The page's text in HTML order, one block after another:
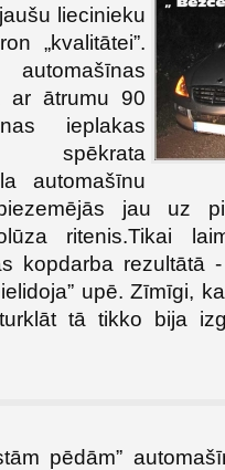
liecinieku
„kvalitātei”.
ar ātrumu 90
ieplakas
spēkrata
automašīnu
jau uz
ritenis.Tikai
kopdarba rezultātā
upē. Zīmīgi,
tā tikko bija
pēdām”